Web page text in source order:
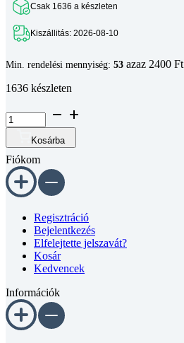
Csak 1636 a készleten
Kiszállitás: 2026-08-10
Min. rendelési mennyiség: 53 azaz 2400 Ft
1636 készleten
Félgömbfejű
belső
kulcsnyílású
csavar
DIN
7380
A2
M3x20
mennyiség
Kosárba
Fiókom
Regisztráció
Bejelentkezés
Elfelejtette jelszavát?
Kosár
Kedvencek
Információk